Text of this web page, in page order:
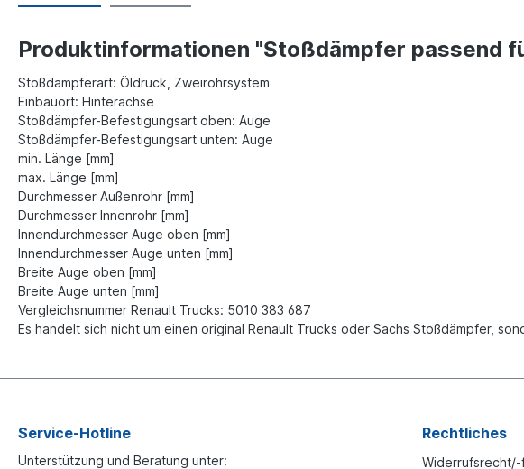
Produktinformationen "Stoßdämpfer passend
Stoßdämpferart: Öldruck, Zweirohrsystem
Einbauort: Hinterachse
Stoßdämpfer-Befestigungsart oben: Auge
Stoßdämpfer-Befestigungsart unten: Auge
min. Länge [mm]
max. Länge [mm]
Durchmesser Außenrohr [mm]
Durchmesser Innenrohr [mm]
Innendurchmesser Auge oben [mm]
Innendurchmesser Auge unten [mm]
Breite Auge oben [mm]
Breite Auge unten [mm]
Vergleichsnummer Renault Trucks: 5010 383 687
Es handelt sich nicht um einen original Renault Trucks oder Sachs Stoßdämpfer,
Service-Hotline
Unterstützung und Beratung unter:
Rechtliches
Widerrufsrecht/-